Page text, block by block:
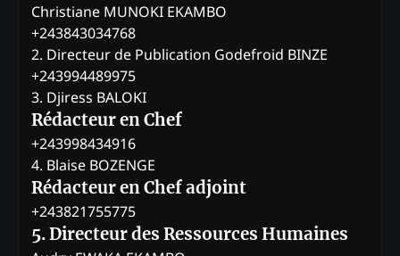
Christiane MUNOKI EKAMBO
+243843034768
2. Directeur de Publication Godefroid BINZE
+243994489975
3. Djiress BALOKI
Rédacteur en Chef
+243998434916
4. Blaise BOZENGE
Rédacteur en Chef adjoint
+243821755775
5. Directeur des Ressources Humaines